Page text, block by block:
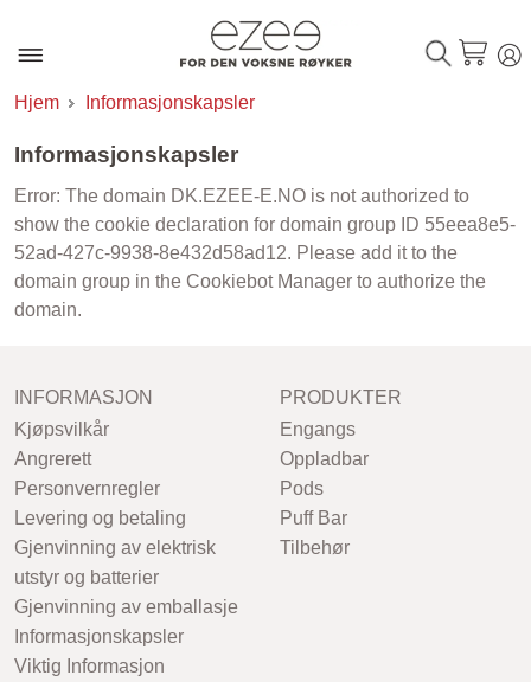
Hjem Informasjonskapsler
Informasjonskapsler
Error: The domain DK.EZEE-E.NO is not authorized to
show the cookie declaration for domain group ID 55eea8e5-
52ad-427c-9938-8e432d58ad12. Please add it to the
domain group in the Cookiebot Manager to authorize the
domain.
INFORMASJON
Kjøpsvilkår
Angrerett
Personvernregler
Levering og betaling
Gjenvinning av elektrisk
utstyr og batterier
Gjenvinning av emballasje
Informasjonskapsler
Viktig Informasjon
PRODUKTER
Engangs
Oppladbar
Pods
Puff Bar
Tilbehør